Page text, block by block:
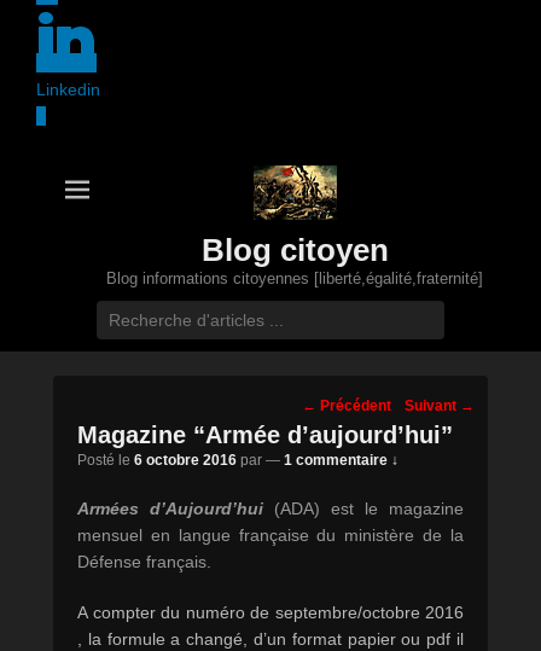
Linkedin
Blog citoyen
Blog informations citoyennes [liberté,égalité,fraternité]
Navigation
des
posts
← Précédent Suivant →
Magazine “Armée d’aujourd’hui”
Posté le 6 octobre 2016 par — 1 commentaire ↓
Armées d’Aujourd’hui (ADA) est le magazine
mensuel en langue française du ministère de la
Défense français.
A compter du numéro de septembre/octobre 2016
, la formule a changé, d’un format papier ou pdf il